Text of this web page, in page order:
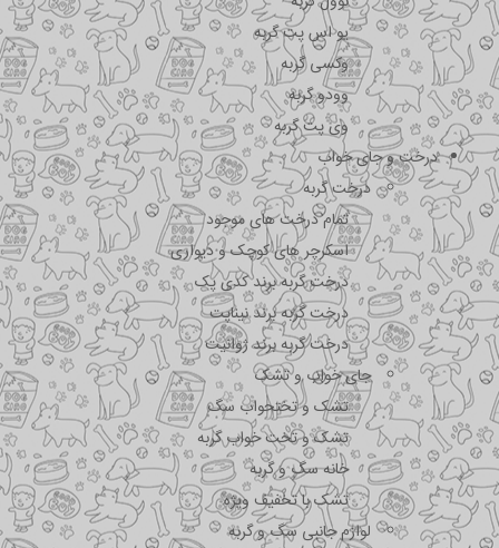
یو اس پت گربه
وکسی گربه
وودو گربه
وی پت گربه
درخت و جای خواب
درخت گربه
تمام درخت های موجود
اسکرچر های کوچک و دیواری
درخت گربه برند کدی پک
درخت گربه برند نیناپت
درخت گربه برند ژوانیت
جای خواب و تشک
تشک و تختحواب سگ
تشک و تخت خواب گربه
خانه سگ و گربه
تشک با تخفیف ویژه
لوازم جانبی سگ و گربه